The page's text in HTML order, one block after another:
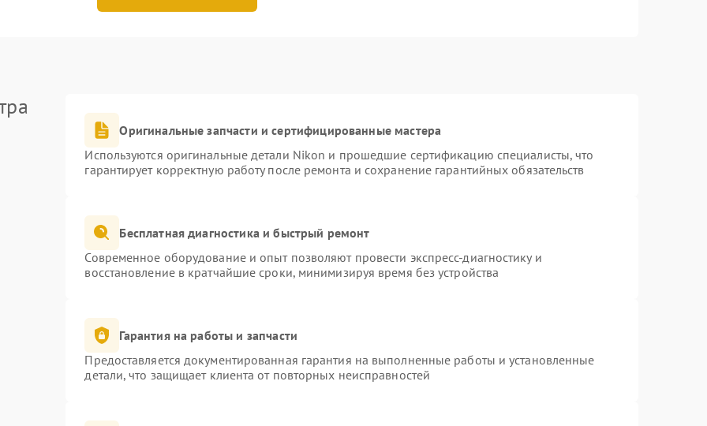
Оригинальные запчасти и сертифицированные мастера
Используются оригинальные детали Nikon и прошедшие сертификацию специалисты, что
гарантирует корректную работу после ремонта и сохранение гарантийных обязательств
Бесплатная диагностика и быстрый ремонт
Современное оборудование и опыт позволяют провести экспресс-диагностику и
восстановление в кратчайшие сроки, минимизируя время без устройства
Гарантия на работы и запчасти
Предоставляется документированная гарантия на выполненные работы и установленные
детали, что защищает клиента от повторных неисправностей